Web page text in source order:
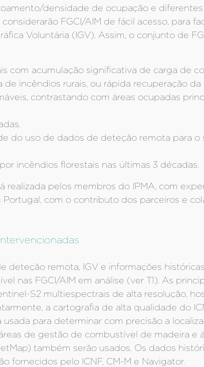
densidade de ocupação e
FGCI/AIM de fácil acesso, para
Voluntária (IGV). Assim, o conjunto de
com acumulação significativa de carga de
incêndios rurais, ou rápida recuperação da
contrastando com áreas ocupadas
do uso de dados de deteção remota para o
incêndios florestais nas últimas 3 décadas.
pelos membros do IPMA, com
com o contributo dos parceiros e
remota, IGV e informações
nas FGCI/AIM em análise (ver T1). As
S2 multiespectrais de alta resolução,
a cartografia de alta qualidade do
para determinar com precisão a
de gestão de combustível de madeira e
também serão usados. Os dados
fornecidos pelo ICNF, CM-M e Navigator.